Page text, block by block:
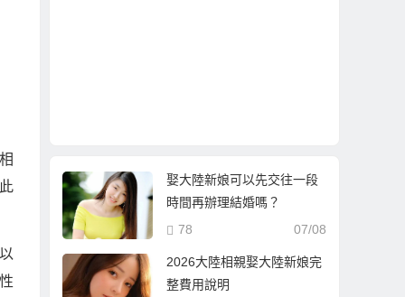
娶大陸新娘可以先交往一段
時間再辦理結婚嗎？
07/08
78
2026大陸相親娶大陸新娘完
整費用說明